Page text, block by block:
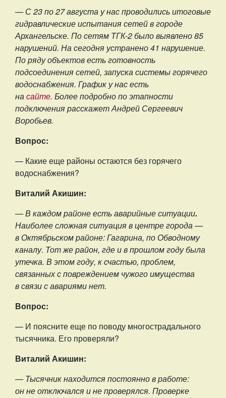
— С 23 по 27 августа у нас проводились итоговые
гидравлические испытания сетей в городе
Архангельске. По сетям ТГК-2 было выявлено 85
нарушений. На сегодня устранено 41 нарушение.
По ряду объектов есть готовность
подсоединения сетей, запуска системы горячего
водоснабжения. График у нас есть
насайте. Более подробно по этапности
подключения расскажет Андрей Сергеевич
Воробьев.
Вопрос:
— Какие еще районы остаются без горячего
водоснабжения?
Виталий Акишин:
— В каждом районе есть аварийные ситуации.
Наиболее сложная ситуация в центре города —
в Октябрьском районе: Гагарина, по Обводному
каналу. Тот же район, где и в прошлом году была
утечка. В этом году, к счастью, проблем,
связанных с повреждением чужого имущества
в связи с авариями нет.
Вопрос:
— И поясните еще по поводу многострадального
тысячника. Его проверяли?
Виталий Акишин:
— Тысячник находится постоянно в работе:
он не отключался и не проверялся. Проверке